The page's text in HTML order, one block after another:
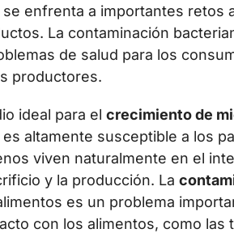
enfrenta a importantes retos
La contaminación
de salud para los
productores.
ideal para el crecimiento de
es altamente susceptible a los
viven naturalmente en el
y la producción. La
es un problema
con los alimentos, como las